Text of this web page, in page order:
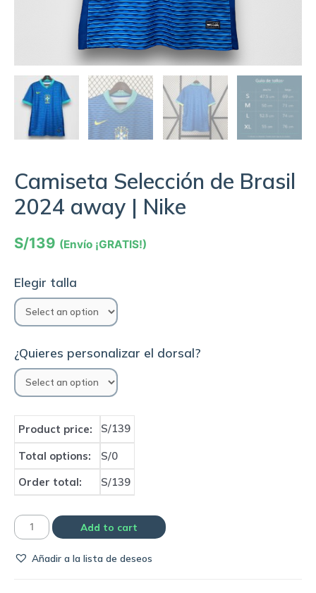
Camiseta Selección de Brasil
2024 away | Nike
S/139 (Envío ¡GRATIS!)
Elegir talla
¿Quieres personalizar el dorsal?
Product price: S/139
Total options:
S/0
Order total:
S/139
Camiseta
de
Add to cart
Añadir a la lista de deseos